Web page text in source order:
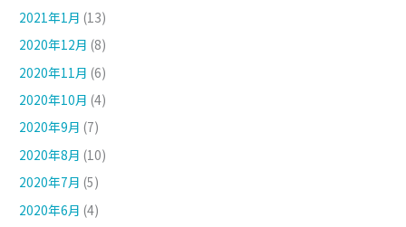
2021年1月 (13)
2020年12月 (8)
2020年11月 (6)
2020年10月 (4)
2020年9月 (7)
2020年8月 (10)
2020年7月 (5)
2020年6月 (4)